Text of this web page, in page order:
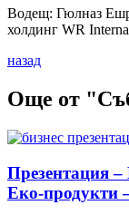
Водещ: Гюлназ
холдинг WR
назад
Още от
Презентация –
Еко-продукти